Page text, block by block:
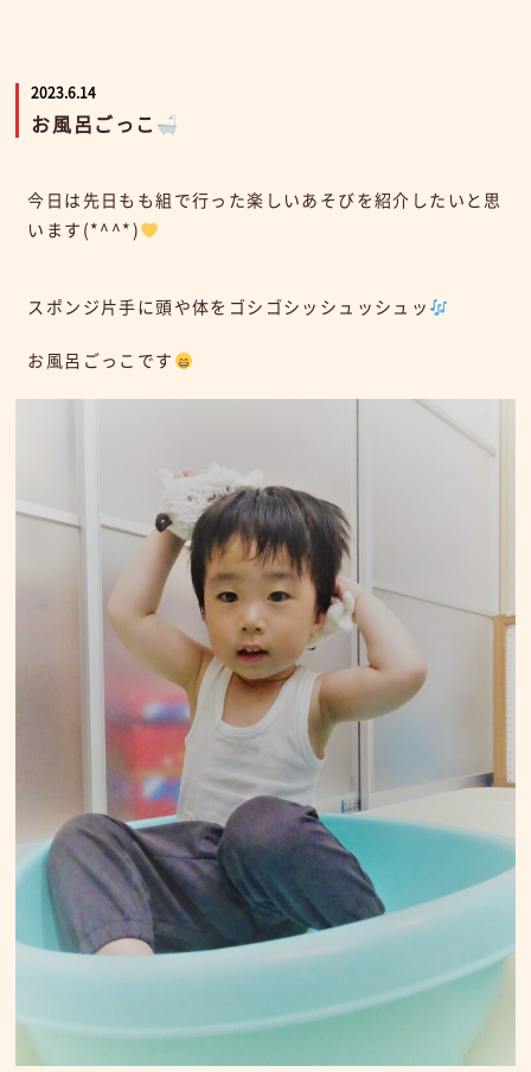
2023.6.14
お風呂ごっこ
今日は先日もも組で行った楽しいあそびを紹介したいと思
います(*^^*)
スポンジ片手に頭や体をゴシゴシッシュッシュッ
お風呂ごっこです